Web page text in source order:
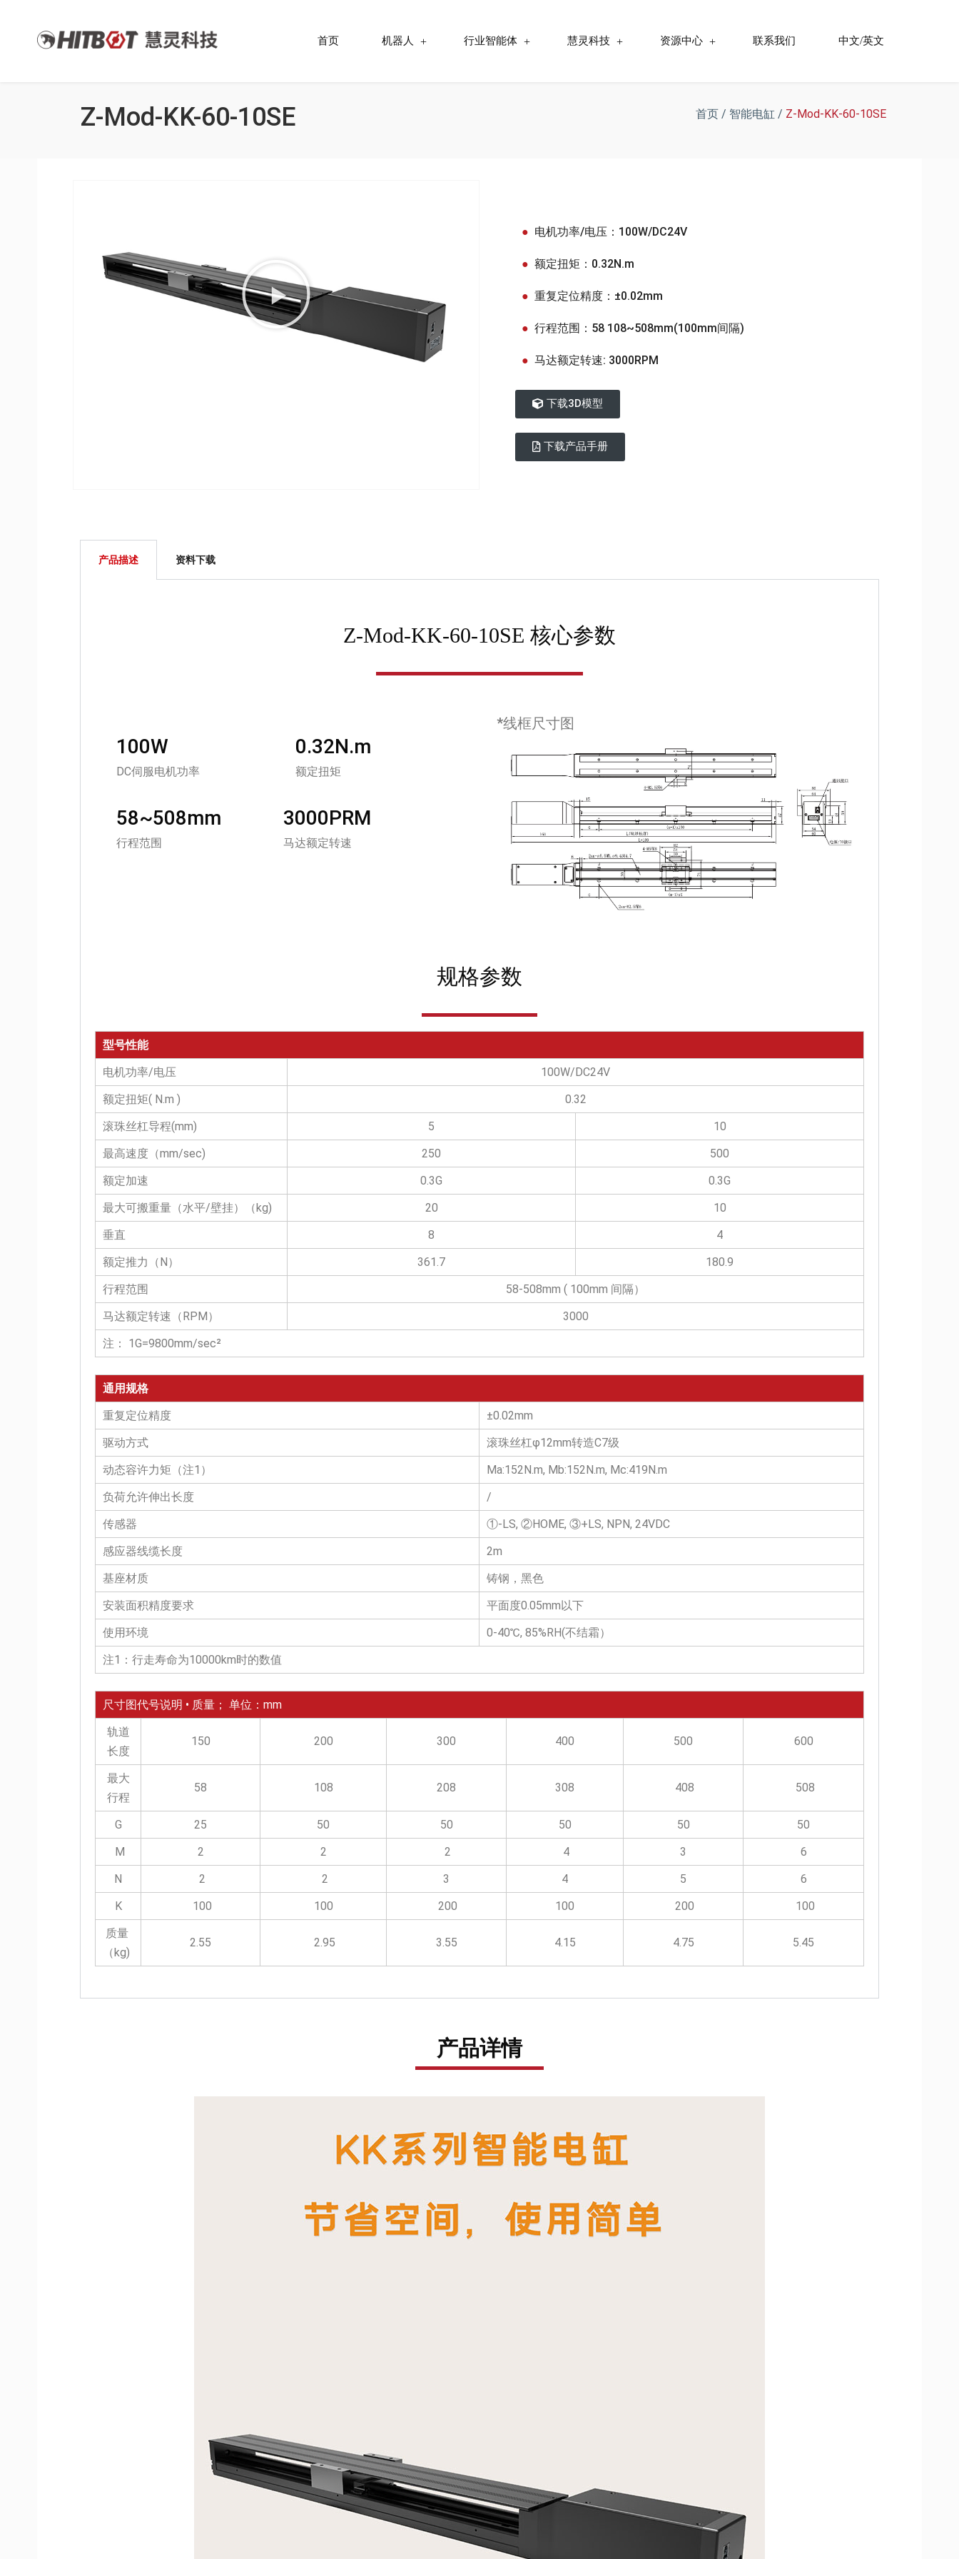
首页 机器人 行业智能体 慧灵科技 资源中心 联系我们 中文/英文
Z-Mod-KK-60-10SE 首页 / 智能电缸 / Z-Mod-KK-60-10SE
电机功率/电压：100W/DC24V
额定扭矩：0.32N.m
重复定位精度：±0.02mm
行程范围：58 108~508mm(100mm间隔)
马达额定转速: 3000RPM
下载3D模型
下载产品手册
产品描述 资料下载
Z-Mod-KK-60-10SE 核心参数
100W 0.32N.m
DC伺服电机功率 额定扭矩
58~508mm 3000PRM
行程范围 马达额定转速
*线框尺寸图
规格参数
型号性能
电机功率/电压
100W/DC24V
额定扭矩( N.m )
0.32
滚珠丝杠导程(mm)
5
10
最高速度（mm/sec)
250
500
额定加速
0.3G
0.3G
最大可搬重量（水平/壁挂）（kg)
20
10
垂直
8
4
额定推力（N）
361.7
180.9
行程范围
58-508mm ( 100mm 间隔）
马达额定转速（RPM）
3000
注： 1G=9800mm/sec²
通用规格
重复定位精度
±0.02mm
驱动方式
滚珠丝杠φ12mm转造C7级
动态容许力矩（注1）
Ma:152N.m, Mb:152N.m, Mc:419N.m
负荷允许伸出长度
/
传感器
①-LS, ②HOME, ③+LS, NPN, 24VDC
感应器线缆长度
2m
基座材质
铸钢，黑色
安装面积精度要求
平面度0.05mm以下
使用环境
0-40℃, 85%RH(不结霜）
注1：行走寿命为10000km时的数值
尺寸图代号说明 • 质量； 单位：mm
轨道
长度
150 200 300 400 500 600
最大
行程
58 108 208 308 408 508
G 25 50 50 50 50
50
M
2 2 2 4 3
6
N
2 2 3 4 5
6
K
100 100 200 100 200
100
质量
（kg)
2.55 2.95 3.55 4.15 4.75 5.45
产品详情